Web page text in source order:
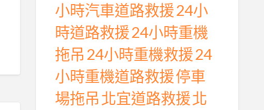
小時汽車道路救援24小
時道路救援24小時重機
拖吊 24小時重機救援24
小時重機道路救援停車
場拖吊 北宜道路救援北